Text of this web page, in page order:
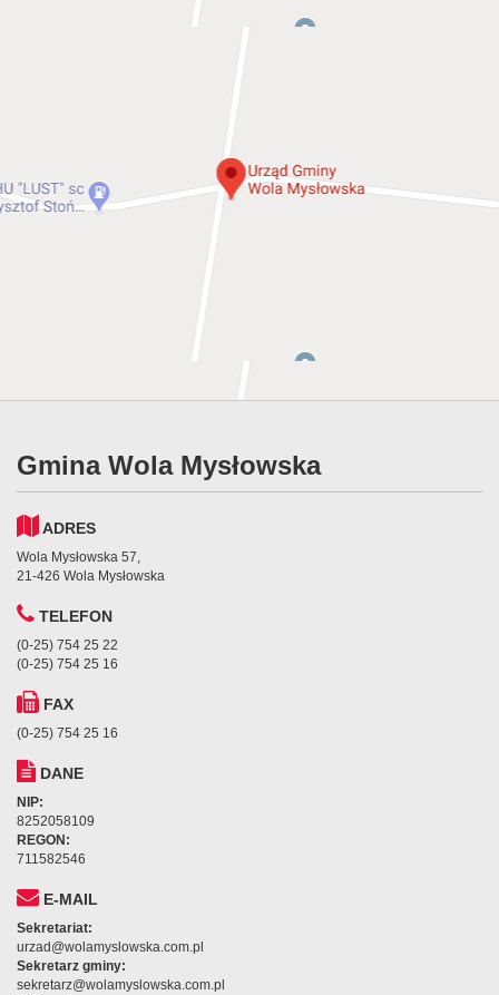
Gmina Wola Mysłowska
ADRES
Wola Mysłowska 57,
21-426 Wola Mysłowska
TELEFON
(0-25) 754 25 22
(0-25) 754 25 16
FAX
(0-25) 754 25 16
DANE
NIP:
8252058109
REGON:
711582546
E-MAIL
Sekretariat:
urzad@wolamyslowska.com.pl
Sekretarz gminy:
sekretarz@wolamyslowska.com.pl